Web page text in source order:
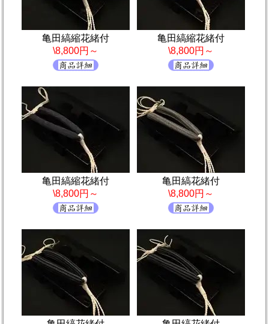
亀田縞縮花緒付
\8,800円～
亀田縞縮花緒付
\8,800円～
亀田縞縮花緒付
\8,800円～
亀田縞花緒付
\8,800円～